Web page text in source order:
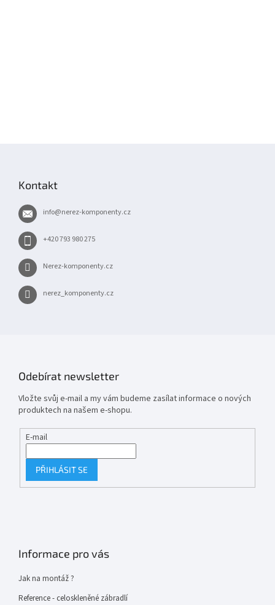
Kontakt
info@nerez-komponenty.cz
+420 793 980 275
Nerez-komponenty.cz
nerez_komponenty.cz
Odebírat newsletter
Vložte svůj e-mail a my vám budeme zasílat informace o nových
produktech na našem e-shopu.
E-mail
PŘIHLÁSIT SE
Informace pro vás
Jak na montáž ?
Reference - celoskleněné zábradlí